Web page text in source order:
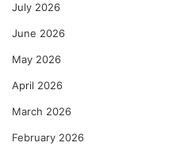
July 2026
June 2026
May 2026
April 2026
March 2026
February 2026